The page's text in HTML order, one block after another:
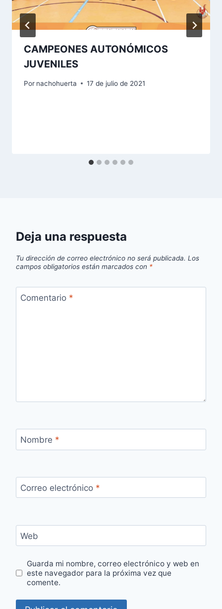
CAMPEONES AUTONÓMICOS
JUVENILES
Por nachohuerta 17 de julio de 2021
Deja una respuesta
Tu dirección de correo electrónico no será publicada. Los
campos obligatorios están marcados con *
Comentario *
Nombre *
Correo electrónico *
Web
Guarda mi nombre, correo electrónico y web en
este navegador para la próxima vez que
comente.